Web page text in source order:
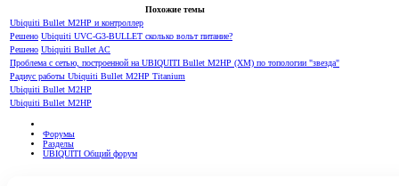
Похожие темы
Ubiquiti Bullet M2HP и контроллер
Решено Ubiquiti UVC-G3-BULLET сколько вольт питание?
Решено Ubiquiti Bullet AC
Проблема с сетью, построенной на UBIQUITI Bullet M2HP (XM) по топологии "звезда"
Радиус работы Ubiquiti Bullet M2HP Titanium
Ubiquiti Bullet M2HP
Ubiquiti Bullet M2HP
Форумы
Разделы
UBIQUITI Общий форум